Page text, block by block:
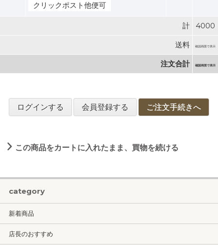
クリックポスト他便可
計 4000
送料 確認画面で表示
注文合計 確認画面で表示
ログインする 会員登録する ご注文手続きへ
この商品をカートに入れたまま、買物を続ける
category
新着商品
店長のおすすめ